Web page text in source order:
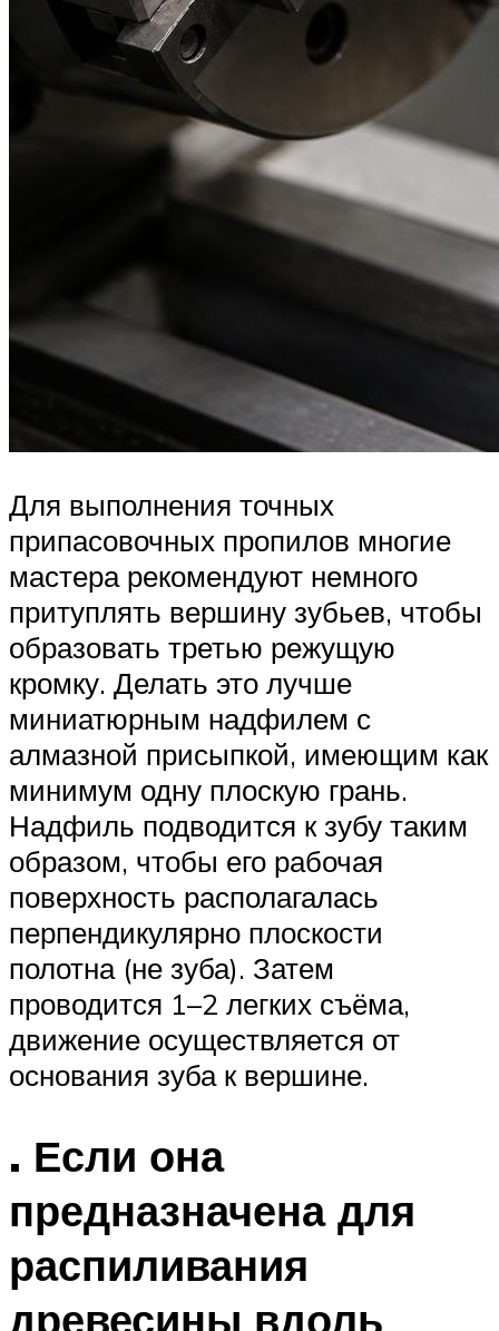
Для выполнения точных
припасовочных пропилов многие
мастера рекомендуют немного
притуплять вершину зубьев, чтобы
образовать третью режущую
кромку. Делать это лучше
миниатюрным надфилем с
алмазной присыпкой, имеющим как
минимум одну плоскую грань.
Надфиль подводится к зубу таким
образом, чтобы его рабочая
поверхность располагалась
перпендикулярно плоскости
полотна (не зуба). Затем
проводится 1–2 легких съёма,
движение осуществляется от
основания зуба к вершине.
. Если она
предназначена для
распиливания
древесины вдоль